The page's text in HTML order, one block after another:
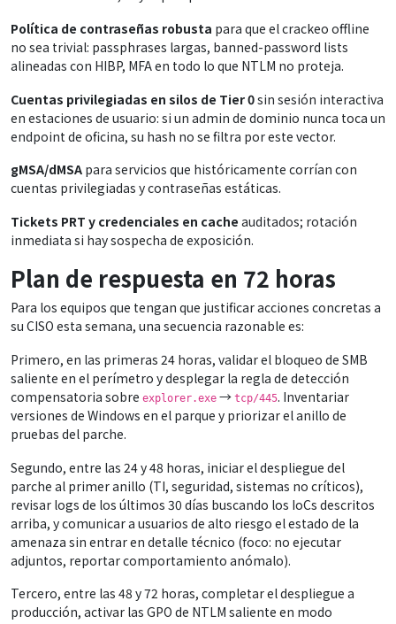
Política de contraseñas robusta para que el crackeo offline
no sea trivial: passphrases largas, banned-password lists
alineadas con HIBP, MFA en todo lo que NTLM no proteja.
Cuentas privilegiadas en silos de Tier 0sin sesión interactiva
en estaciones de usuario: si un admin de dominio nunca toca un
endpoint de oficina, su hash no se filtra por este vector.
gMSA/dMSA para servicios que históricamente corrían con
cuentas privilegiadas y contraseñas estáticas.
Tickets PRT y credenciales en cache auditados; rotación
inmediata si hay sospecha de exposición.
Plan de respuesta en 72 horas
Para los equipos que tengan que justificar acciones concretas a
su CISO esta semana, una secuencia razonable es:
Primero, en las primeras 24 horas, validar el bloqueo de SMB
saliente en el perímetro y desplegar la regla de detección
compensatoria sobre explorer.exe → tcp/445. Inventariar
versiones de Windows en el parque y priorizar el anillo de
pruebas del parche.
Segundo, entre las 24 y 48 horas, iniciar el despliegue del
parche al primer anillo (TI, seguridad, sistemas no críticos),
revisar logs de los últimos 30 días buscando los IoCs descritos
arriba, y comunicar a usuarios de alto riesgo el estado de la
amenaza sin entrar en detalle técnico (foco: no ejecutar
adjuntos, reportar comportamiento anómalo).
Tercero, entre las 48 y 72 horas, completar el despliegue a
producción, activar las GPO de NTLM saliente en modo